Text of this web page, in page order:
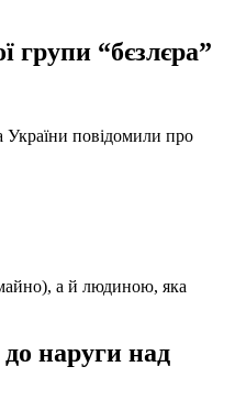
групи “бєзлєра”
України повідомили про
майно), а й людиною, яка
наруги над